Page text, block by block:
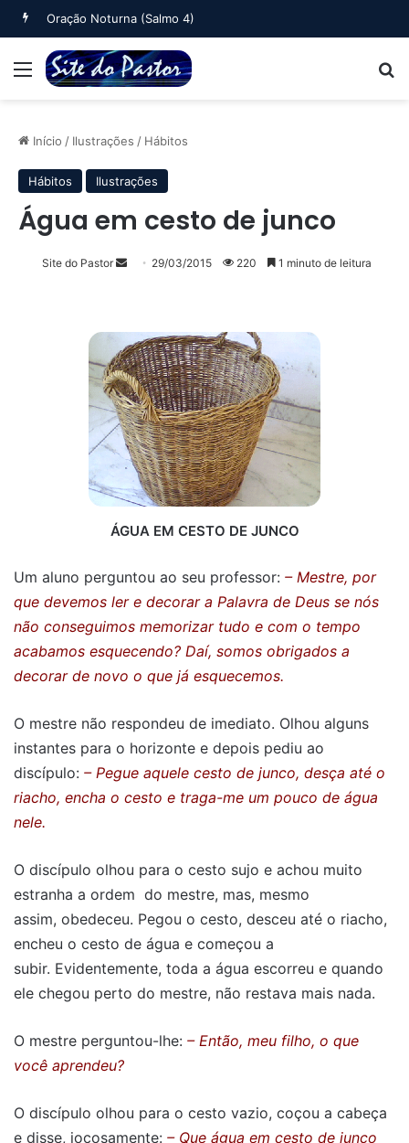
Oração Noturna (Salmo 4)
Menu
Início / Ilustrações / Hábitos
Hábitos Ilustrações
Água em cesto de junco
Site do Pastor
Mande29/03/2015 220 1 minuto de leitura
ÁGUA EM CESTO DE JUNCO
Um aluno perguntou ao seu professor: – Mestre, por
que devemos ler e decorar a Palavra de Deus se nós
não conseguimos memorizar tudo e com o tempo
acabamos esquecendo? Daí, somos obrigados a
decorar de novo o que já esquecemos.
O mestre não respondeu de imediato. Olhou alguns
instantes para o horizonte e depois pediu ao
discípulo: – Pegue aquele cesto de junco, desça até o
riacho, encha o cesto e traga-me um pouco de água
nele.
O discípulo olhou para o cesto sujo e achou muito
estranha a ordem do mestre, mas, mesmo
assim, obedeceu. Pegou o cesto, desceu até o riacho,
encheu o cesto de água e começou a
subir. Evidentemente, toda a água escorreu e quando
ele chegou perto do mestre, não restava mais nada.
O mestre perguntou-lhe: – Então, meu filho, o que
você aprendeu?
O discípulo olhou para o cesto vazio, coçou a cabeça
e disse, jocosamente: – Que água em cesto de junco